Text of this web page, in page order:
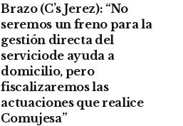
Brazo (C’s Jerez): “No
seremos un freno para la
gestión directa del
serviciode ayuda a
domicilio, pero
fiscalizaremos las
actuaciones que realice
Comujesa”